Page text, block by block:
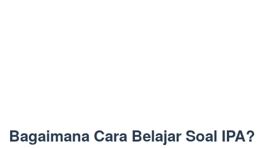
Bagaimana Cara Belajar Soal IPA?